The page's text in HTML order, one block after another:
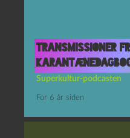
Transmissioner
Superkultur-podcasten
For 6 år siden